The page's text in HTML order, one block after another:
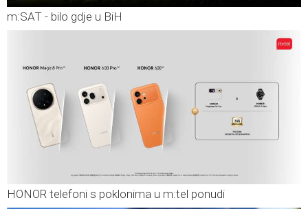
m:SAT - bilo gdje u BiH
HONOR telefoni s poklonima u m:tel ponudi